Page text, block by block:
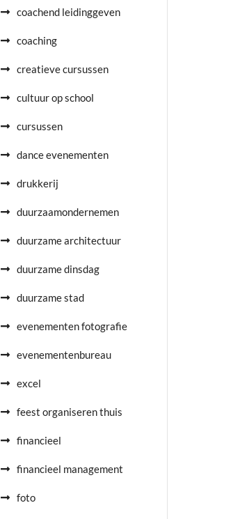
coachend leidinggeven
coaching
creatieve cursussen
cultuur op school
cursussen
dance evenementen
drukkerij
duurzaamondernemen
duurzame architectuur
duurzame dinsdag
duurzame stad
evenementen fotografie
evenementenbureau
excel
feest organiseren thuis
financieel
financieel management
foto